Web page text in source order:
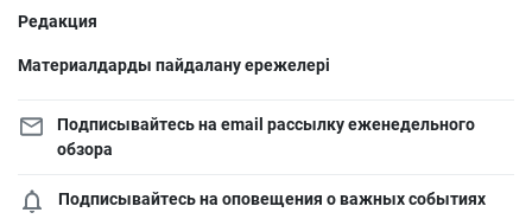
Редакция
Материалдарды пайдалану ережелері
Подписывайтесь на email рассылку еженедельного
обзора
Подписывайтесь на оповещения о важных событиях